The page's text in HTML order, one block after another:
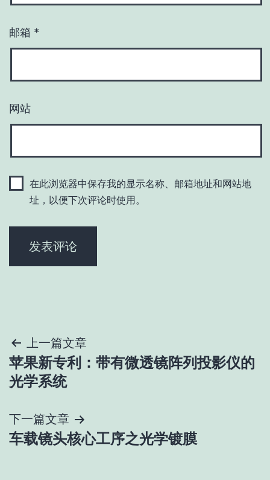
邮箱 *
网站
在此浏览器中保存我的显示名称、邮箱地址和网站地
址，以便下次评论时使用。
文
章
航
上一篇文章
苹果新专利：带有微透镜阵列投影仪的
光学系统
下一篇文章
车载镜头核心工序之光学镀膜